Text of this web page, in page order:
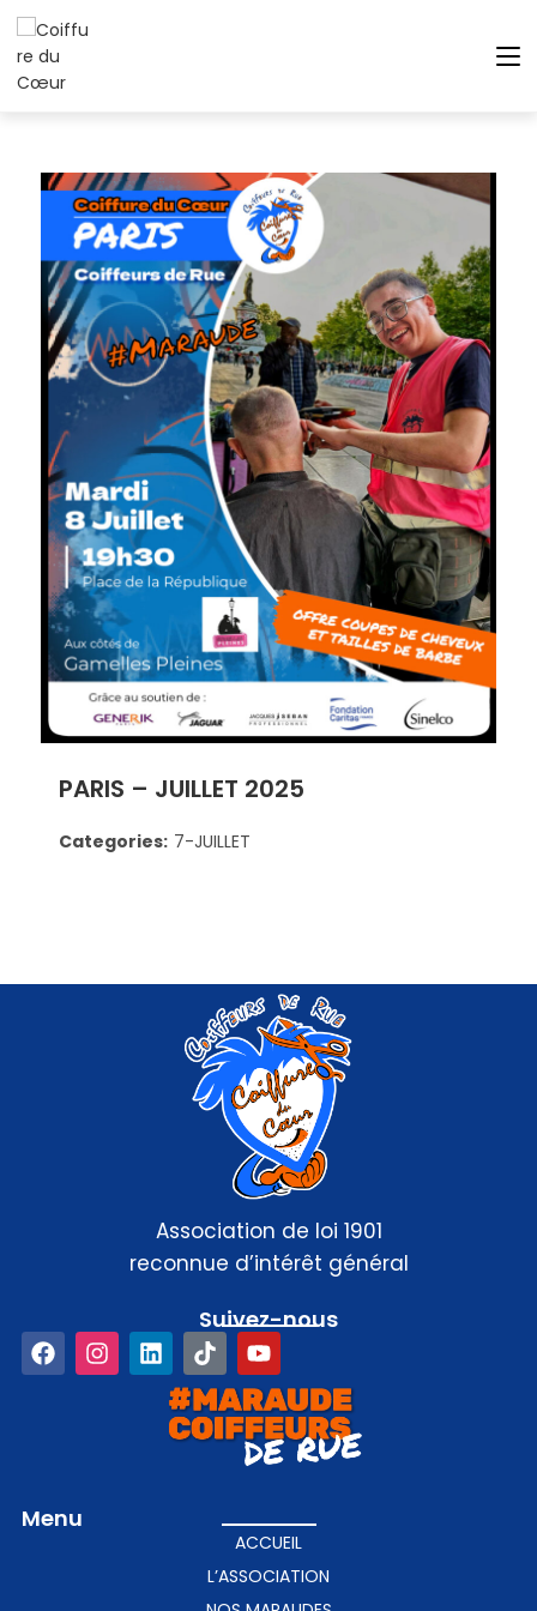
PARIS – JUILLET 2025
Categories: 7-JUILLET
Association de loi 1901
reconnue d’intérêt général
Menu
ACCUEIL
L’ASSOCIATION
Suivez-nous​